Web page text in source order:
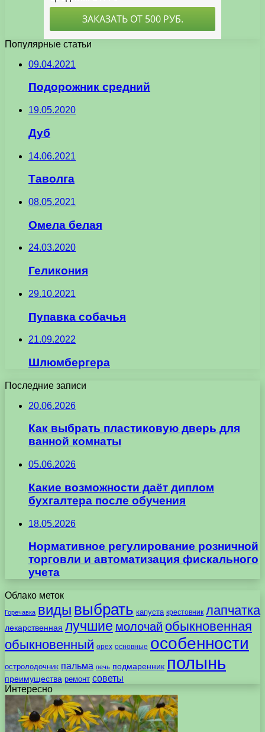
Популярные статьи
09.04.2021
Подорожник средний
19.05.2020
Дуб
14.06.2021
Таволга
08.05.2021
Омела белая
24.03.2020
Геликония
29.10.2021
Пупавка собачья
21.09.2022
Шлюмбергера
Последние записи
20.06.2026
Как выбрать пластиковую дверь для
ванной комнаты
05.06.2026
Какие возможности даёт диплом
бухгалтера после обучения
18.05.2026
Нормативное регулирование розничной
торговли и автоматизация фискального
учета
Облако меток
Горечавка виды выбрать капуста крестовник лапчатка
лекарственная лучшие молочай обыкновенная
обыкновенный орех основные особенности
остролодочник пальма печь подмаренник полынь
преимущества ремонт советы
Интересно